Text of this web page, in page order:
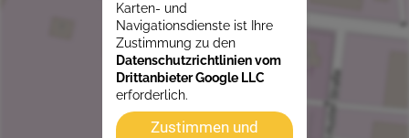
Karten- und
Navigationsdienste ist Ihre
Zustimmung zu den
Datenschutzrichtlinien vom
Drittanbieter Google LLC
erforderlich.
Zustimmen und